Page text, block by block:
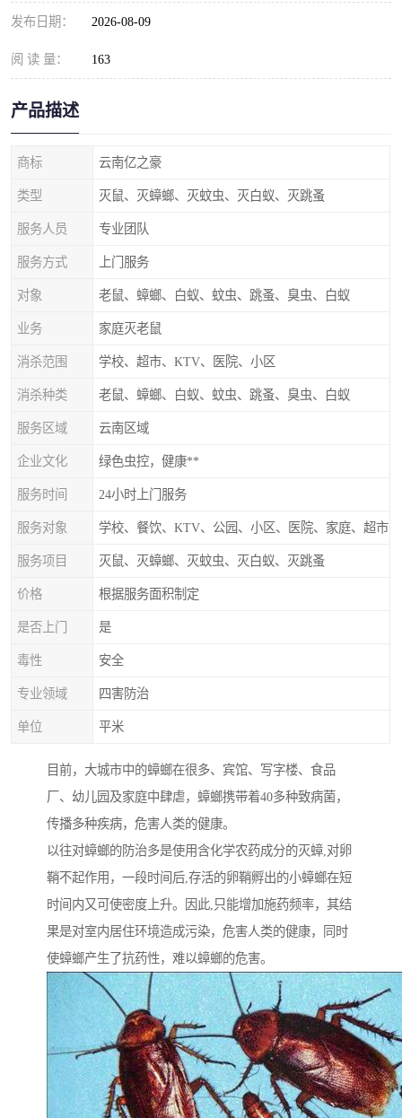
发布日期： 2026-08-09
阅 读 量： 163
产品描述
商标 云南亿之豪
类型 灭鼠、灭蟑螂、灭蚊虫、灭白蚁、灭跳蚤
服务人员 专业团队
服务方式 上门服务
对象 老鼠、蟑螂、白蚁、蚊虫、跳蚤、臭虫、白蚁
业务 家庭灭老鼠
消杀范围 学校、超市、KTV、医院、小区
消杀种类 老鼠、蟑螂、白蚁、蚊虫、跳蚤、臭虫、白蚁
服务区域 云南区域
企业文化 绿色虫控，健康**
服务时间 24小时上门服务
服务对象 学校、餐饮、KTV、公园、小区、医院、家庭、超市
服务项目 灭鼠、灭蟑螂、灭蚊虫、灭白蚁、灭跳蚤
价格 根据服务面积制定
是否上门 是
毒性 安全
专业领域 四害防治
单位 平米
目前，大城市中的蟑螂在很多、宾馆、写字楼、食品
厂、幼儿园及家庭中肆虐，蟑螂携带着40多种致病菌，
传播多种疾病，危害人类的健康。
以往对蟑螂的防治多是使用含化学农药成分的灭蟑,对卵
鞘不起作用，一段时间后,存活的卵鞘孵出的小蟑螂在短
时间内又可使密度上升。因此,只能增加施药频率，其结
果是对室内居住环境造成污染，危害人类的健康，同时
使蟑螂产生了抗药性，难以蟑螂的危害。